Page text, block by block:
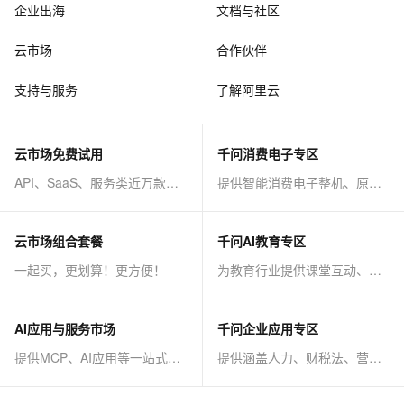
企业出海 文档与社区
云市场 合作伙伴
支持与服务 了解阿里云
云市场免费试用
API、SaaS、服务类近万款商品免费试！
千问消费电子专区
提供智能消费电子整机、原子能力等AI方案
云市场组合套餐
一起买，更划算！更方便！
千问AI教育专区
为教育行业提供课堂互动、课程制作等AI方案
AI应用与服务市场
提供MCP、AI应用等一站式AI解决方案
千问企业应用专区
提供涵盖人力、财税法、营销、客服等AI方案